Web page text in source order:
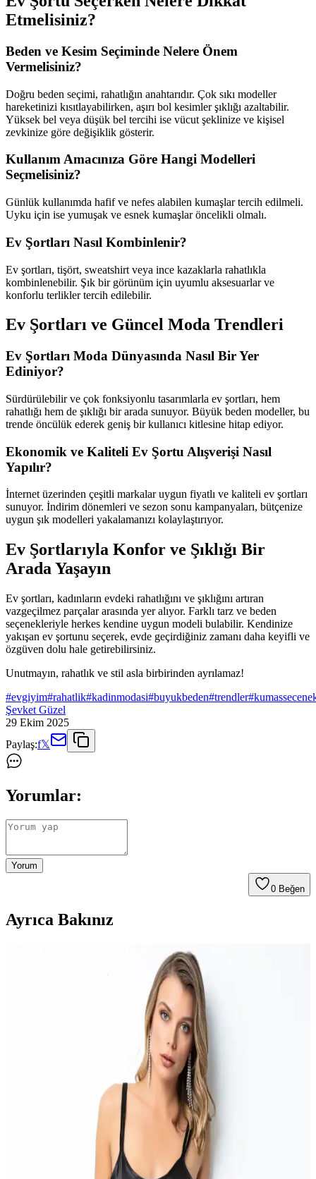
Etmelisiniz?
Beden ve Kesim Seçiminde Nelere Önem
Vermelisiniz?
Doğru beden seçimi, rahatlığın anahtarıdır. Çok sıkı modeller
hareketinizi kısıtlayabilirken, aşırı bol kesimler şıklığı azaltabilir.
Yüksek bel veya düşük bel tercihi ise vücut şeklinize ve kişisel
zevkinize göre değişiklik gösterir.
Kullanım Amacınıza Göre Hangi Modelleri
Seçmelisiniz?
Günlük kullanımda hafif ve nefes alabilen kumaşlar tercih edilmeli.
Uyku için ise yumuşak ve esnek kumaşlar öncelikli olmalı.
Ev Şortları Nasıl Kombinlenir?
Ev şortları, tişört, sweatshirt veya ince kazaklarla rahatlıkla
kombinlenebilir. Şık bir görünüm için uyumlu aksesuarlar ve
konforlu terlikler tercih edilebilir.
Ev Şortları ve Güncel Moda Trendleri
Ev Şortları Moda Dünyasında Nasıl Bir Yer
Ediniyor?
Sürdürülebilir ve çok fonksiyonlu tasarımlarla ev şortları, hem
rahatlığı hem de şıklığı bir arada sunuyor. Büyük beden modeller, bu
trende öncülük ederek geniş bir kullanıcı kitlesine hitap ediyor.
Ekonomik ve Kaliteli Ev Şortu Alışverişi Nasıl
Yapılır?
İnternet üzerinden çeşitli markalar uygun fiyatlı ve kaliteli ev şortları
sunuyor. İndirim dönemleri ve sezon sonu kampanyaları, bütçenize
uygun şık modelleri yakalamanızı kolaylaştırıyor.
Ev Şortlarıyla Konfor ve Şıklığı Bir
Arada Yaşayın
Ev şortları, kadınların evdeki rahatlığını ve şıklığını artıran
vazgeçilmez parçalar arasında yer alıyor. Farklı tarz ve beden
seçenekleriyle herkes kendine uygun modeli bulabilir. Kendinize
yakışan ev şortunu seçerek, evde geçirdiğiniz zamanı daha keyifli ve
özgüven dolu hale getirebilirsiniz.
Unutmayın, rahatlık ve stil asla birbirinden ayrılamaz!
#evgiyim#rahatlik#kadinmodasi#buyukbeden#trendler#
Şevket Güzel
29 Ekim 2025
Paylaş:f𝕏
Yorumlar:
Yorum
0 Beğen
Ayrıca Bakınız
BGK 5' Li Sevimli Kadın Patik: Konfor ve Şıklığı
Bir Arada Sunan Ev Ayakkabısı
BGK 5' Li Sevimli Kadın Patik, doğal renkler ve esnek kumaşıyla
evde şıklık ve rahatlık sağlar, termal özelliğiyle soğuk havalarda
sıcak tutar, yıkama talimatlarına dikkat edilmelidir.
Lilyana Süpersoft Şort Takım Avocado 6415:
Modern ve Rahat Ev Giyim Seçeneği
Modern tasarımı ve konforlu yapısıyla Lilyana Süpersoft Şort Takım
Avocado 6415, yaz aylarında rahatlık ve şıklık sunar. Dayanıklı
kumaşıyla uzun ömürlü ve kullanışlıdır.
MH Moony Homewears Full Of Like Bralet Takımı:
Şık ve Konforlu Günlük İç Giyim Seçeneği